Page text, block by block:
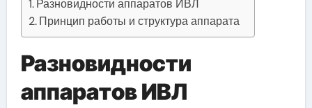
Разновидности аппаратов ИВЛ
Принцип работы и структура аппарата
Разновидности
аппаратов ИВЛ